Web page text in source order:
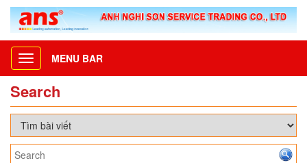
Toggle
navigation
MENU BAR
Search